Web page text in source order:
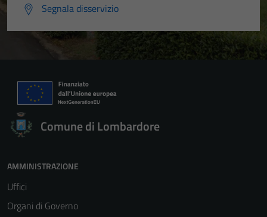
Segnala disservizio
Comune di Lombardore
AMMINISTRAZIONE
Uffici
Organi di Governo